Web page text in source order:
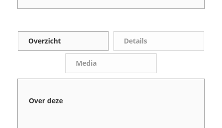
Overzicht Details
Media
Over deze